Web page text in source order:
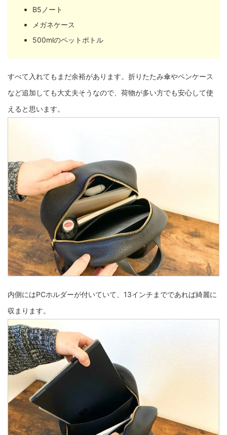
B5ノート
メガネケース
500mlのペットボトル
すべて入れてもまだ余裕があります。折りたたみ傘やペンケース
など追加しても大丈夫そうなので、荷物が多い方でも安心して使
えると思います。
内側にはPCホルダーが付いていて、13インチまでであれば綺麗に
収まります。